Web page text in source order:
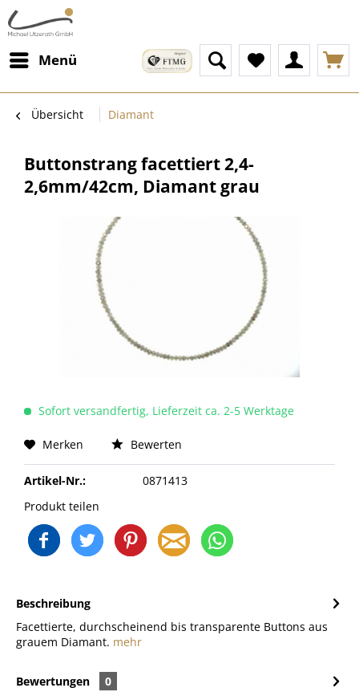
Menü
Übersicht Diamant
Buttonstrang facettiert 2,4-
2,6mm/42cm, Diamant grau
Sofort versandfertig, Lieferzeit ca. 2-5 Werktage
Merken Bewerten
Artikel-Nr.:
0871413
Produkt teilen
Beschreibung
Facettierte, durchscheinend bis transparente Buttons aus
grauem Diamant. mehr
Bewertungen
0